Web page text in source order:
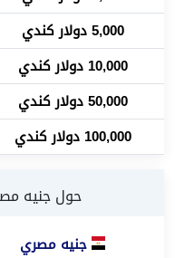
5,000 دولار كندي
10,000 دولار كندي
50,000 دولار كندي
100,000 دولار كندي
حول جنيه
جنيه مصري